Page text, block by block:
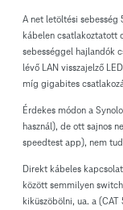
A net letöltési sebesség
kábelen csatlakoztatott
sebességgel hajlandók
lévő LAN visszajelző
míg gigabites
Érdekes módon a
használ), de ott sajnos
speedtest app), nem
Direkt kábeles
között semmilyen
kiküszöbölni, ua. a